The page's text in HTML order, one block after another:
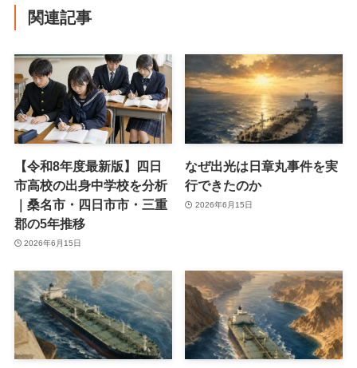
関連記事
【令和8年度最新版】四日
市高校の出身中学校を分析
｜桑名市・四日市市・三重
郡の5年推移
2026年6月15日
なぜ出光は日章丸事件を実
行できたのか
2026年6月15日